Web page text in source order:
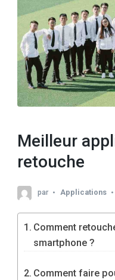
Meilleur
retouche
par Applications
Comment
smartphone ?
Comment faire